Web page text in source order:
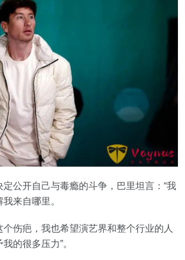
公开自己与毒瘾的斗争，巴里坦言：“我
来自哪里。
伤疤，我也希望演艺界和整个行业的人
的很多压力”。